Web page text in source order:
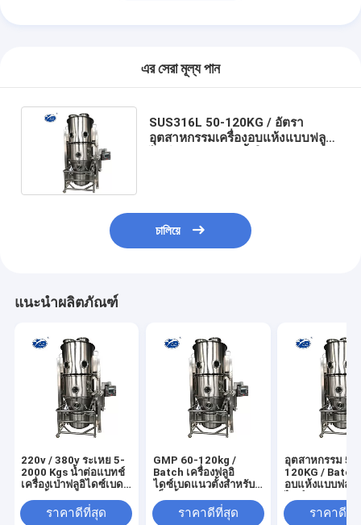
এর সেরা মূল্য পান
SUS316L 50-120KG / อัตรา
อุตสาหกรรมเครื่องอบแห้งแบบฟลูอิ
চালিয়ে
แนะนำผลิตภัณฑ์
220v / 380v ระเหย 5-
2000 Kgs น้ำต่อแบทช์
เครื่องเป่าฟลูอิไดซ์เบด
ราคาดีที่สุด
GMP 60-120kg /
Batch เครื่องฟลูอิ
ไดซ์เบดแนวตั้งสำหรับ
ราคาดีที่สุด
อุตสาหกรรม
120KG / Batch
อบแห้งแบบฟลูอิ
ไฟฟ้าหรือไอน้ำ
ราคาดีที่